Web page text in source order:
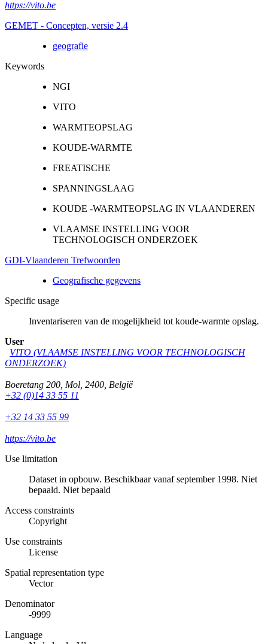
https://vito.be
GEMET - Concepten, versie 2.4
geografie
Keywords
NGI
VITO
WARMTEOPSLAG
KOUDE-WARMTE
FREATISCHE
SPANNINGSLAAG
KOUDE -WARMTEOPSLAG IN VLAANDEREN
VLAAMSE INSTELLING VOOR
TECHNOLOGISCH ONDERZOEK
GDI-Vlaanderen Trefwoorden
Geografische gegevens
Specific usage
Inventariseren van de mogelijkheid tot koude-warmte opslag.
User
VITO (VLAAMSE INSTELLING VOOR TECHNOLOGISCH
ONDERZOEK)
Boeretang 200 Mol 2400 België
+32 (0)14 33 55 11
+32 14 33 55 99
https://vito.be
Use limitation
Dataset in opbouw. Beschikbaar vanaf september 1998. Niet
bepaald. Niet bepaald
Access constraints
Copyright
Use constraints
License
Spatial representation type
Vector
Denominator
-9999
Language